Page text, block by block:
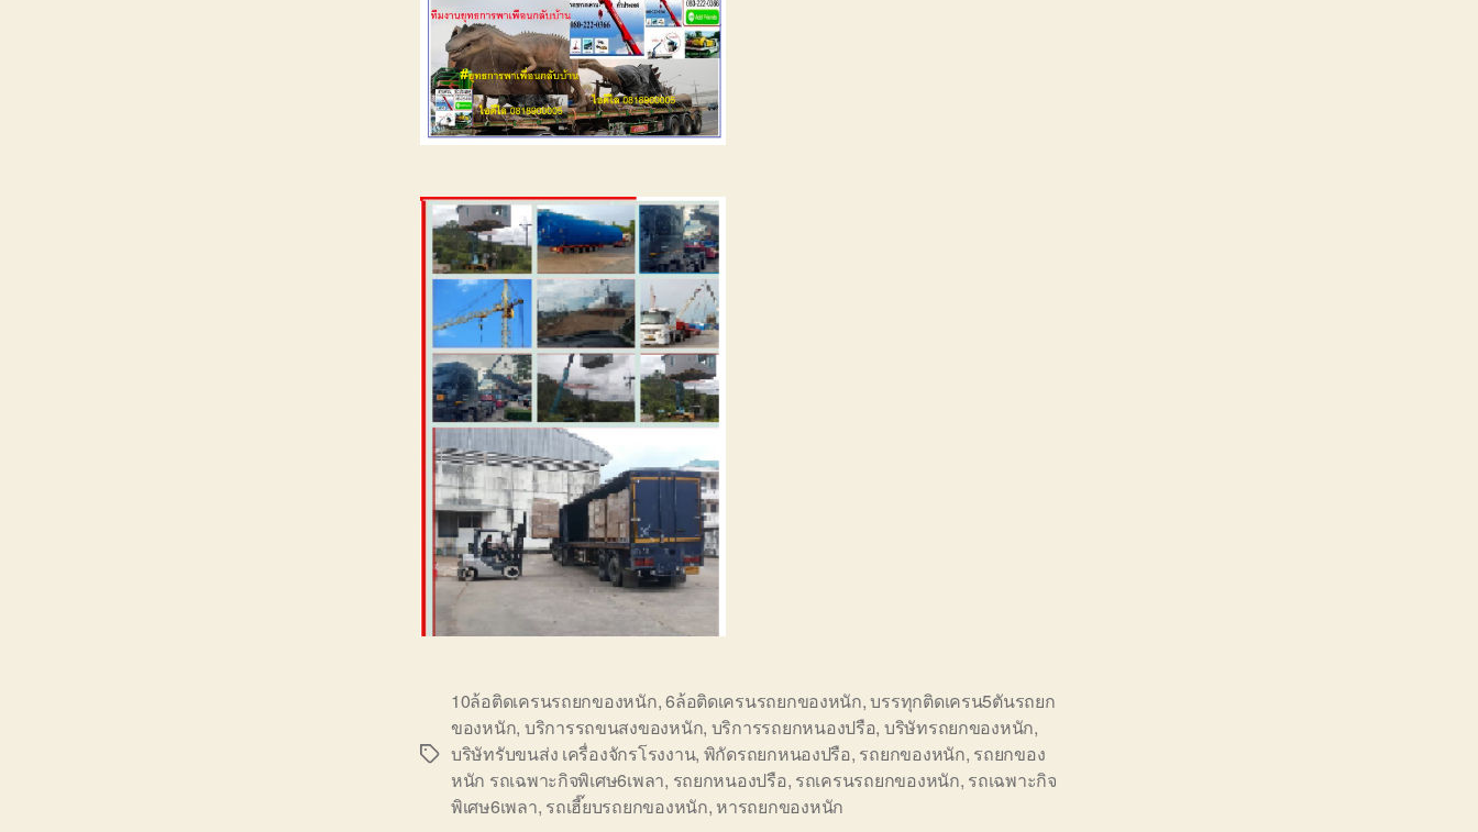
Tags
10ล้อติดเครนรถยกของหนัก,6ล้อติดเครนรถยกของหนัก,บรรทุกติดเครน5ตันรถยก
ของหนัก, บริการรถขนสงของหนัก, บริการรถยกหนองปรือ, บริษัทรถยกของหนัก,
บริษัทรับขนส่ง เครื่องจักรโรงงาน, พิกัดรถยกหนองปรือ, รถยกของหนัก, รถยกของ
หนัก รถเฉพาะกิจพิเศษ6เพลา, รถยกหนองปรือ, รถเครนรถยกของหนัก, รถเฉพาะกิจ
พิเศษ6เพลา, รถเฮี๊ยบรถยกของหนัก, หารถยกของหนัก